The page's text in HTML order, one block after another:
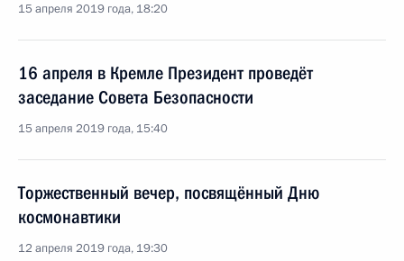
15 апреля 2019 года, 18:20
16 апреля в Кремле Президент проведёт
заседание Совета Безопасности
15 апреля 2019 года, 15:40
Торжественный вечер, посвящённый Дню
космонавтики
12 апреля 2019 года, 19:30